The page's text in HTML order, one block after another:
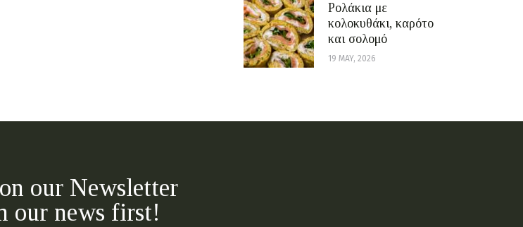
Ρολάκια με
κολοκυθάκι, καρότο
και σολομό
19 MAY, 2026
our Newsletter
our news first!